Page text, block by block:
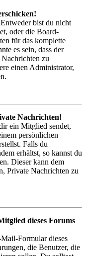
bist du nicht
oder die Board-
für das komplette
es sein, dass der
zu
einen Administrator,
Nachrichten!
ein Mitglied sendet,
persönlichen
Falls du
erhältst, so kannst du
Dieser kann dem
Private Nachrichten zu
dieses Forums
Formular dieses
die Benutzer, die